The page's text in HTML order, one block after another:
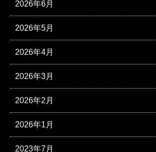
2026年6月
2026年5月
2026年4月
2026年3月
2026年2月
2026年1月
2023年7月